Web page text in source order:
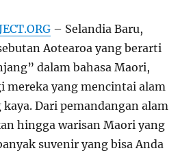
– Selandia Baru,
Aotearoa yang berarti
dalam bahasa Maori,
mereka yang mencintai alam
kaya. Dari pemandangan alam
hingga warisan Maori yang
suvenir yang bisa Anda